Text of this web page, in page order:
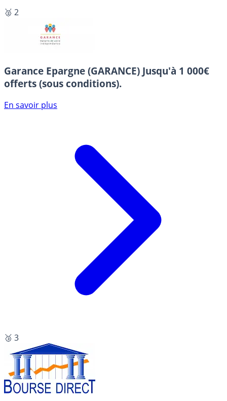
🥈 2
Garance Epargne (GARANCE) Jusqu'à 1 000€
offerts (sous conditions).
En savoir plus
🥉 3